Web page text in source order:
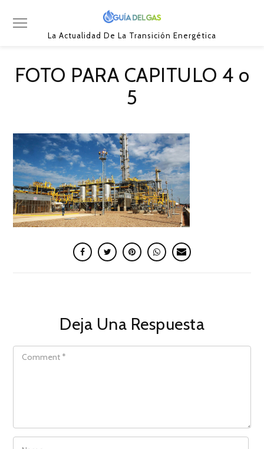
La Actualidad De La Transición Energética
FOTO PARA CAPITULO 4 o
5
Deja Una Respuesta
COMMENT
NAME